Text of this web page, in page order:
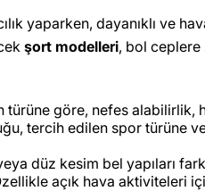
yaparken, dayanıklı ve
şort modelleri, bol ceplere
göre, nefes alabilirlik,
tercih edilen spor türüne
düz kesim bel yapıları
açık hava aktiviteleri